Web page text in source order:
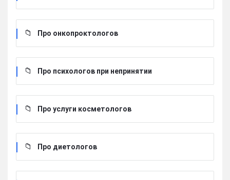
Про онкопроктологов
Про психологов при непринятии
Про услуги косметологов
Про диетологов